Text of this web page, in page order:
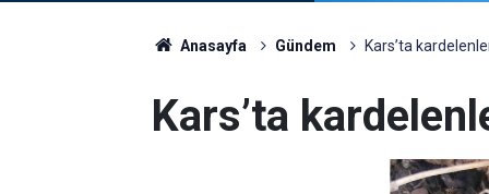
Anasayfa Gündem Kars’ta
Kars’ta